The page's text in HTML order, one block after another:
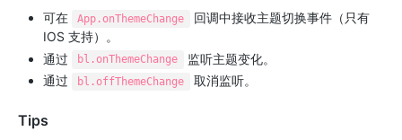
可在 App.onThemeChange
回调中接收主题切换事件（只有
IOS 支持）。
通过
bl.onThemeChange
监听主题变化。
通过
bl.offThemeChange 取消监听。
Tips